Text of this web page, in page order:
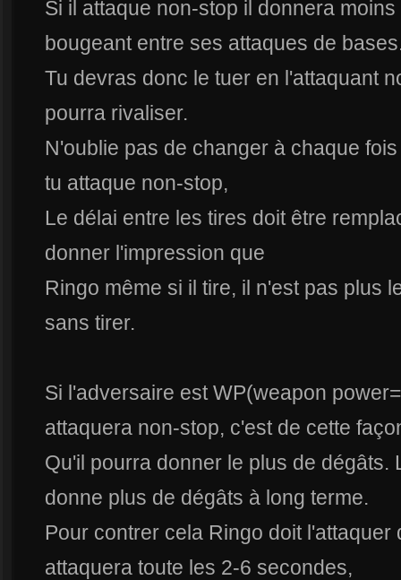
Si il attaque non-stop il donnera
bougeant entre ses attaques de
Tu devras donc le tuer en l'attaquant
pourra rivaliser.
N'oublie pas de changer à chaque
tu attaque non-stop,
Le délai entre les tires doit être
donner l'impression que
Ringo même si il tire, il n'est pas plus
sans tirer.
Si l'adversaire est WP(weapon
attaquera non-stop, c'est de cette
Qu'il pourra donner le plus de dégâts.
donne plus de dégâts à long terme.
Pour contrer cela Ringo doit l'attaquer
attaquera toute les 2-6 secondes,